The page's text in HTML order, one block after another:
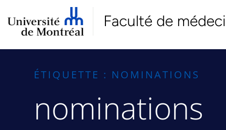
Faculté de
ÉTIQUETTE : NOMINATIONS
nominations